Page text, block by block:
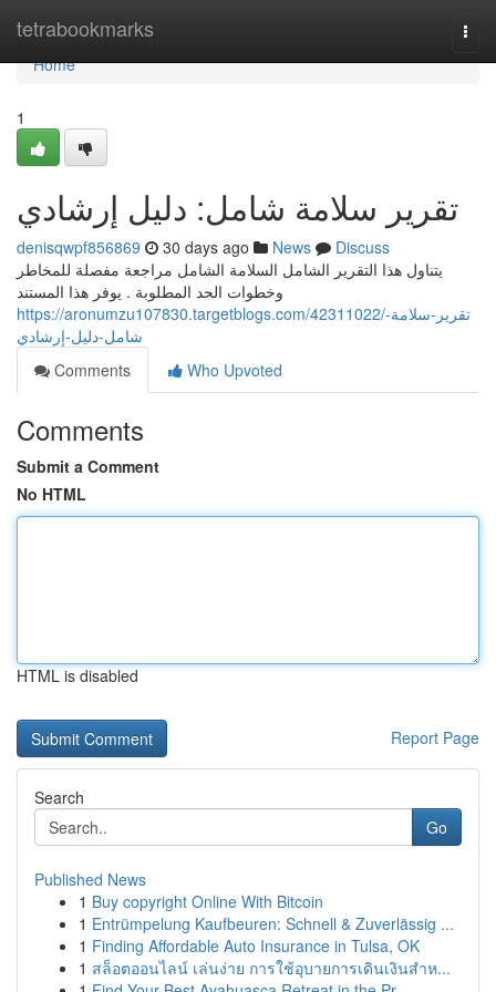
tetrabookmarks
Home
Home
1
تقرير سلامة شامل: دليل إرشادي
denisqwpf856869 30 days ago News
Discuss
يتناول هذا التقرير الشامل السلامة الشامل مراجعة مفصلة للمخاطر
وخطوات الحد المطلوبة . يوفر هذا المستند
https://aronumzu107830.targetblogs.com/42311022/تقرير-سلامة-
شامل-دليل-إرشادي
Comments
Who Upvoted
Comments
Submit a Comment
No HTML
HTML is disabled
Report Page
Search
Go
Published News
1 Buy copyright Online With Bitcoin
1 Entrümpelung Kaufbeuren: Schnell & Zuverlässig ...
1 Finding Affordable Auto Insurance in Tulsa, OK
1 สล็อตออนไลน์ เล่นง่าย การใช้อุบายการเดินเงินสำห...